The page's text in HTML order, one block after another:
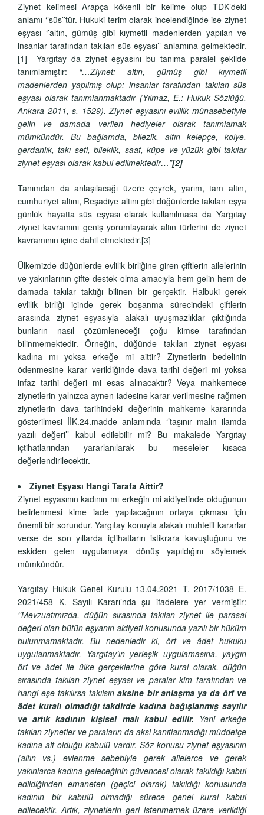
Ziynet kelimesi Arapça kökenli bir kelime olup TDK’deki
anlamı ‘’süs’’tür. Hukuki terim olarak incelendiğinde ise ziynet
eşyası ‘’altın, gümüş gibi kıymetli madenlerden yapılan ve
insanlar tarafından takılan süs eşyası’’ anlamına gelmektedir.
[1] Yargıtay da ziynet eşyasını bu tanıma paralel şekilde
tanımlamıştır: “…Ziynet; altın, gümüş gibi kıymetli
madenlerden yapılmış olup; insanlar tarafından takılan süs
eşyası olarak tanımlanmaktadır (Yılmaz, E.: Hukuk Sözlüğü,
Ankara 2011, s. 1529). Ziynet eşyasını evlilik münasebetiyle
gelin ve damada verilen hediyeler olarak tanımlamak
mümkündür. Bu bağlamda, bilezik, altın kelepçe, kolye,
gerdanlık, takı seti, bileklik, saat, küpe ve yüzük gibi takılar
ziynet eşyası olarak kabul edilmektedir…”[2]
Tanımdan da anlaşılacağı üzere çeyrek, yarım, tam altın,
cumhuriyet altını, Reşadiye altını gibi düğünlerde takılan eşya
günlük hayatta süs eşyası olarak kullanılmasa da Yargıtay
ziynet kavramını geniş yorumlayarak altın türlerini de ziynet
kavramının içine dahil etmektedir.[3]
Ülkemizde düğünlerde evlilik birliğine giren çiftlerin ailelerinin
ve yakınlarının çifte destek olma amacıyla hem gelin hem de
damada takılar taktığı bilinen bir gerçektir. Halbuki gerek
evlilik birliği içinde gerek boşanma sürecindeki çiftlerin
arasında ziynet eşyasıyla alakalı uyuşmazlıklar çıktığında
bunların nasıl çözümleneceği çoğu kimse tarafından
bilinmemektedir. Örneğin, düğünde takılan ziynet eşyası
kadına mı yoksa erkeğe mi aittir? Ziynetlerin bedelinin
ödenmesine karar verildiğinde dava tarihi değeri mi yoksa
infaz tarihi değeri mi esas alınacaktır? Veya mahkemece
ziynetlerin yalnızca aynen iadesine karar verilmesine rağmen
ziynetlerin dava tarihindeki değerinin mahkeme kararında
gösterilmesi İİK.24.madde anlamında ‘’taşınır malın ilamda
yazılı değeri’’ kabul edilebilir mi? Bu makalede Yargıtay
içtihatlarından yararlanılarak bu meseleler kısaca
değerlendirilecektir.
Ziynet Eşyası Hangi Tarafa Aittir?
Ziynet eşyasının kadının mı erkeğin mi aidiyetinde olduğunun
belirlenmesi kime iade yapılacağının ortaya çıkması için
önemli bir sorundur. Yargıtay konuyla alakalı muhtelif kararlar
verse de son yıllarda içtihatların istikrara kavuştuğunu ve
eskiden gelen uygulamaya dönüş yapıldığını söylemek
mümkündür.
Yargıtay Hukuk Genel Kurulu 13.04.2021 T. 2017/1038 E.
2021/458 K. Sayılı Kararı’nda şu ifadelere yer vermiştir:
‘’Mevzuatımızda, düğün sırasında takılan ziynet ile parasal
değeri olan bütün eşyanın aidiyeti konusunda yazılı bir hüküm
bulunmamaktadır. Bu nedenledir ki, örf ve âdet hukuku
uygulanmaktadır. Yargıtay’ın yerleşik uygulamasına, yaygın
örf ve âdet ile ülke gerçeklerine göre kural olarak, düğün
sırasında takılan ziynet eşyası ve paralar kim tarafından ve
hangi eşe takılırsa takılsınaksine bir anlaşma ya da örf ve
âdet kuralı olmadığı takdirde kadına bağışlanmış sayılır
ve artık kadının kişisel malı kabul edilir. Yani erkeğe
takılan ziynetler ve paraların da aksi kanıtlanmadığı müddetçe
kadına ait olduğu kabulü vardır. Söz konusu ziynet eşyasının
(altın vs.) evlenme sebebiyle gerek ailelerce ve gerek
yakınlarca kadına geleceğinin güvencesi olarak takıldığı kabul
edildiğinden emaneten (geçici olarak) takıldığı konusunda
kadının bir kabulü olmadığı sürece genel kural kabul
edilecektir. Artık, ziynetlerin geri istenmemek üzere verildiği